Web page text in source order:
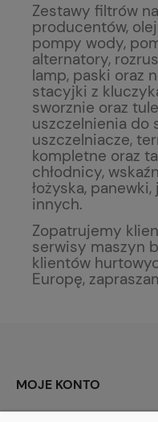
Zestawy filtrów
producentów,
pompy wody,
alternatory,
lamp, paski oraz
stacyjki z
sworznie oraz
uszczelnienia do
uszczelniacze,
kompletne oraz
chłodnicy,
łożyska,
innych.
Zopatrujemy
serwisy maszyn
klientów
Europę,
MOJE KONTO